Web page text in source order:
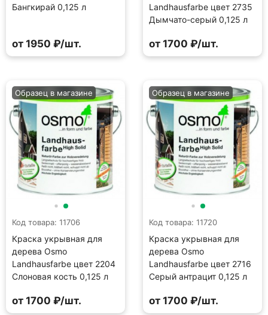
Бангкирай 0,125 л
от 1950 ₽/шт.
Landhausfarbe цвет 2735
Дымчато-серый 0,125 л
от 1700 ₽/шт.
Код товара: 11706
Краска укрывная для
дерева Osmo
Landhausfarbe цвет 2204
Слоновая кость 0,125 л
Образец в магазине
от 1700 ₽/шт.
Код товара: 11720
Краска укрывная для
дерева Osmo
Landhausfarbe цвет 2716
Серый антрацит 0,125 л
Образец в магазине
от 1700 ₽/шт.